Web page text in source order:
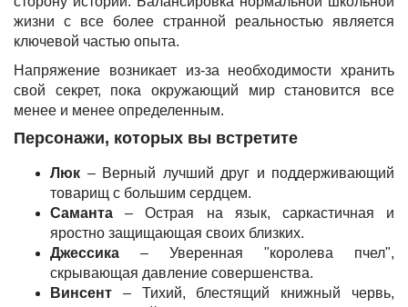
жизни с все более странной реальностью является
ключевой частью опыта.
Напряжение возникает из-за необходимости хранить
свой секрет, пока окружающий мир становится все
менее и менее определенным.
Персонажи, которых вы встретите
Люк – Верный лучший друг и поддерживающий
товарищ с большим сердцем.
Саманта – Острая на язык, саркастичная и
яростно защищающая своих близких.
Джессика – Уверенная "королева пчел",
скрывающая давление совершенства.
Винсент – Тихий, блестящий книжный червь,